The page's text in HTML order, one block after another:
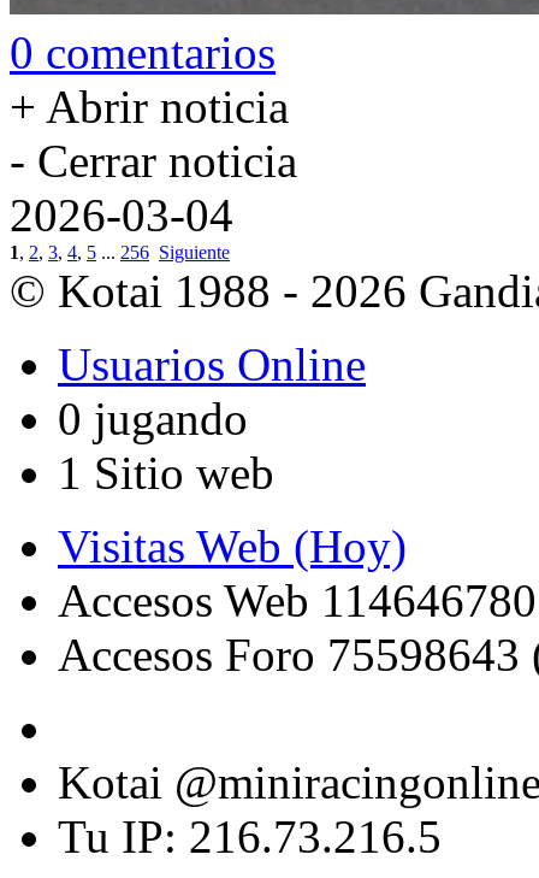
0 comentarios
+ Abrir noticia
- Cerrar noticia
2026-03-04
1, 2, 3, 4, 5 ... 256 Siguiente
© Kotai 1988 - 2026
Usuarios Online
0 jugando
1 Sitio web
Visitas Web (Hoy)
Accesos Web
Accesos Foro 75598643
Kotai
Tu IP: 216.73.216.5